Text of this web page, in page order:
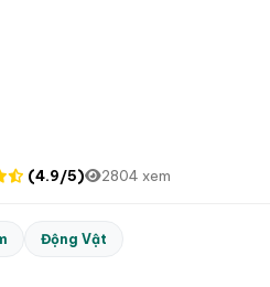
(4.9/5) 2804 xem
Động Vật